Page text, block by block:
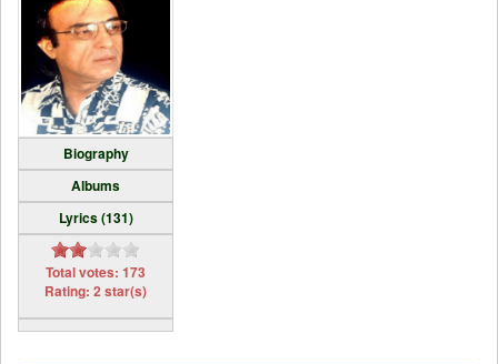
Biography
Albums
Lyrics (131)
Total votes: 173
Rating: 2 star(s)